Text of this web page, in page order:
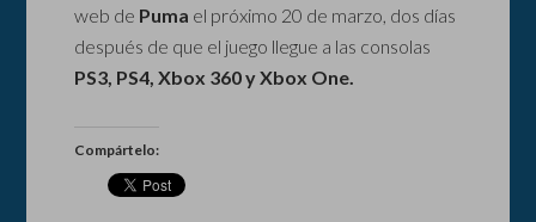
web de Puma el próximo 20 de marzo, dos días
después de que el juego llegue a las consolas
PS3, PS4, Xbox 360 y Xbox One.
Compártelo: